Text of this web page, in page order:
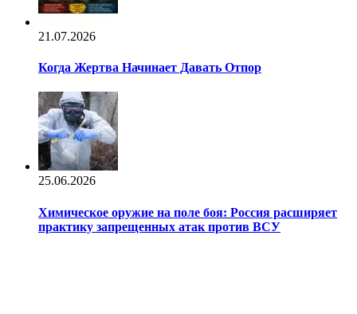
21.07.2026
Когда Жертва Начинает Давать Отпор
25.06.2026
Химическое оружие на поле боя: Россия расширяет
практику запрещенных атак против ВСУ